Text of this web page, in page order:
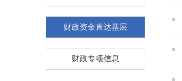
财政资金直达基层
财政专项信息